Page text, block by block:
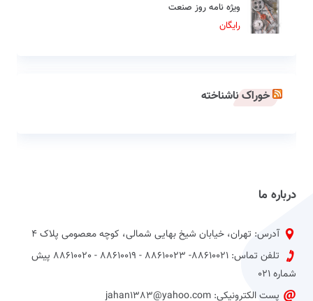
ویژه نامه روز صنعت
رایگان
خوراک ناشناخته
درباره ما
آدرس: تهران، خیابان شیخ بهایی شمالی، کوچه معصومی پلاک 4
تلفن تماس: 88610021- 88610023 - 88610019 - 88610020 پیش
شماره 021
پست الکترونیکی: jahan1383@yahoo.com